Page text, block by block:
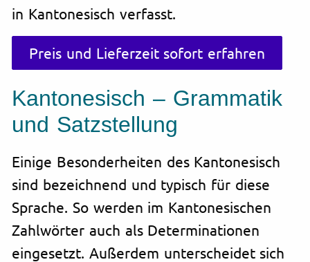
in Kantonesisch verfasst.
Preis und Lieferzeit sofort erfahren
Kantonesisch – Grammatik
und Satzstellung
Einige Besonderheiten des Kantonesisch
sind bezeichnend und typisch für diese
Sprache. So werden im Kantonesischen
Zahlwörter auch als Determinationen
eingesetzt. Außerdem unterscheidet sich